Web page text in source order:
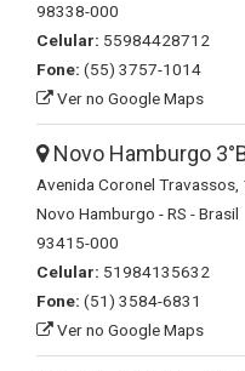
98338-000
Celular: 55984428712
Fone: (55) 3757-1014
Ver no Google Maps
Novo Hamburgo
Avenida Coronel Travassos,
Novo Hamburgo - RS - Brasil
93415-000
Celular: 51984135632
Fone: (51) 3584-6831
Ver no Google Maps